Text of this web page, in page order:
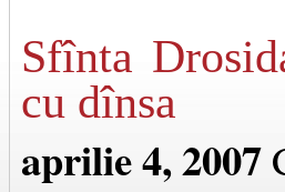
Sfînta
cu dînsa
aprilie 4, 2007